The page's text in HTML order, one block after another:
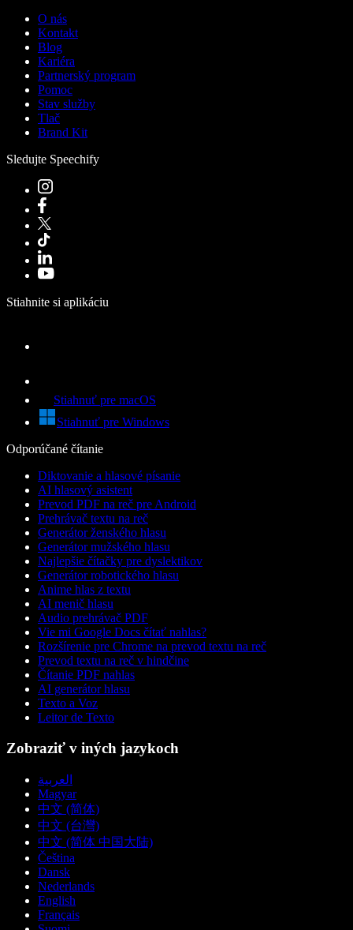
O nás
Kontakt
Blog
Kariéra
Partnerský program
Pomoc
Stav služby
Tlač
Brand Kit
Sledujte Speechify
Stiahnite si aplikáciu
Stiahnuť pre macOS
Stiahnuť pre Windows
Odporúčané čítanie
Diktovanie a hlasové písanie
AI hlasový asistent
Prevod PDF na reč pre Android
Prehrávač textu na reč
Generátor ženského hlasu
Generátor mužského hlasu
Najlepšie čítačky pre dyslektikov
Generátor robotického hlasu
Anime hlas z textu
AI menič hlasu
Audio prehrávač PDF
Vie mi Google Docs čítať nahlas?
Rozšírenie pre Chrome na prevod textu na reč
Prevod textu na reč v hindčine
Čítanie PDF nahlas
AI generátor hlasu
Texto a Voz
Leitor de Texto
Zobraziť v iných jazykoch
العربية
Magyar
中文 (简体)
中文 (台灣)
中文 (简体 中国大陆)
Čeština
Dansk
Nederlands
English
Français